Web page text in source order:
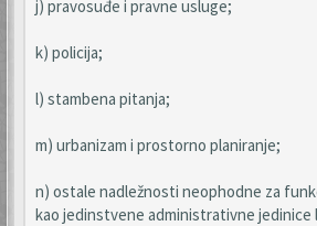
j) pravosuđe i pravne usluge;
k) policija;
l) stambena pitanja;
m) urbanizam i prostorno planiranje;
n) ostale nadležnosti neophodne za
kao jedinstvene administrativne jedinice